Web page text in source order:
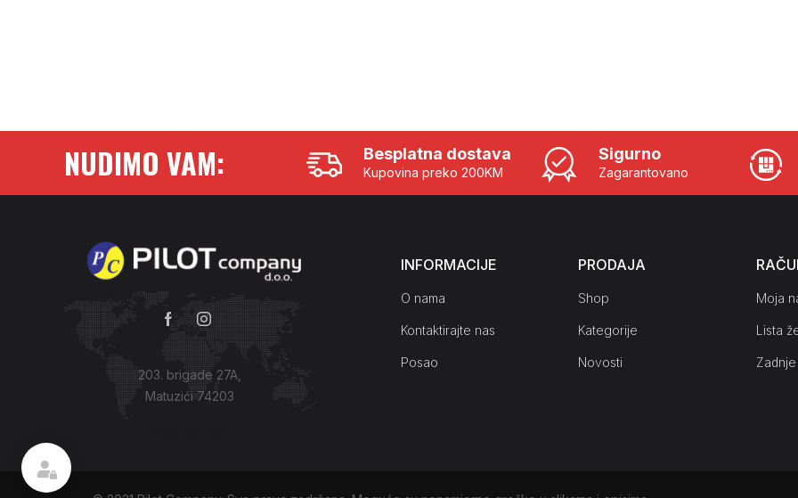
NUDIMO VAM: Besplatna dostava
Kupovina preko 200KM
Sigurno
Zagarantovano
203. brigade 27A,
Matuzići 74203
INFORMACIJE
O nama
Kontaktirajte nas
Posao
PRODAJA
Shop
Kategorije
Novosti
Moja
Lista